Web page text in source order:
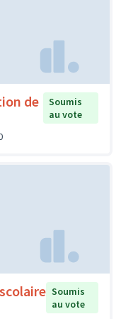
de
Soumis
au vote
Soumis
au vote